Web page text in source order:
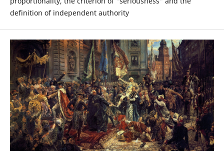
definition of independent authority